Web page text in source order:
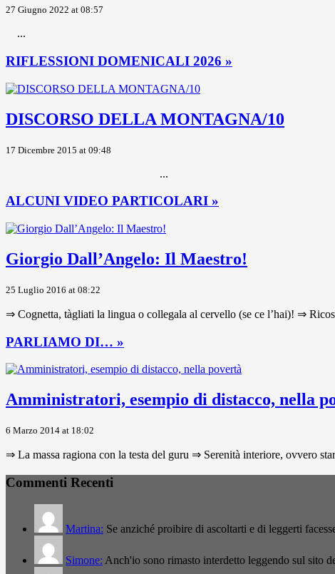
27 Giugno 2022 at 08:57
...
RIFLESSIONI DOMENICALI 2026 »
DISCORSO DELLA MONTAGNA/10
17 Dicembre 2015 at 09:48
...
ALCUNI VIDEO PARTICOLARI »
Giorgio Dall’Angelo: Il Maestro!
25 Luglio 2016 at 08:22
⇒ Cognetta, tàgliati la lingua o collegala al cervello (se ce l’hai)! ⇒
PARLIAMO DI… »
Amministratori, esempio di distacco, nella
6 Marzo 2014 at 18:02
⇒ La massa ragiona con la testa del guru ⇒ Serenità interiore, ovvero
Commenti Recenti
Martina: Se anziché proibire di ascoltarti e di leggerti
Simone: Anch'io sono rimasto interdetto leggendo sul sito